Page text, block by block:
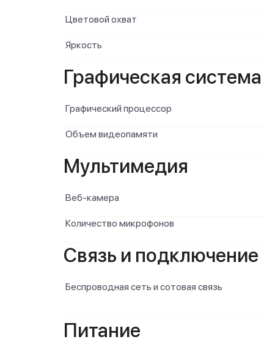
Цветовой охват
Яркость
Графическая система
Графический процессор
Объем видеопамяти
Мультимедия
Веб-камера
Количество микрофонов
Связь и подключение
Беспроводная сеть и сотовая связь
Питание